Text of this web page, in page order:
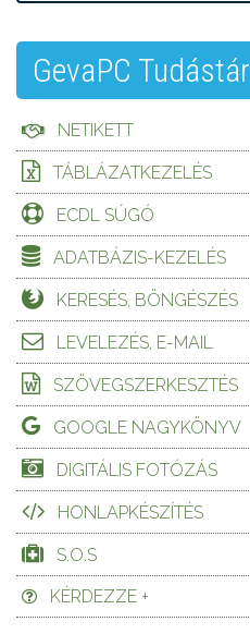
GevaPC Tudástár
NETIKETT
TÁBLÁZATKEZELÉS
ECDL SÚGÓ
ADATBÁZIS-KEZELÉS
KERESÉS, BÖNGÉSZÉS
LEVELEZÉS, E-MAIL
SZÖVEGSZERKESZTÉS
GOOGLE NAGYKÖNYV
DIGITÁLIS FOTÓZÁS
HONLAPKÉSZÍTÉS
S.O.S
KÉRDEZZE +